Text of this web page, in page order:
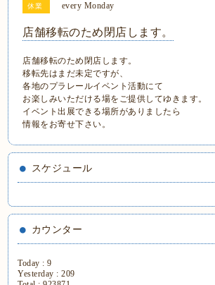
休業 every Monday
店舗移転のため閉店します。
店舗移転のため閉店します。
移転先はまだ未定ですが、
各地のプラレールイベント活動にて
お楽しみいただける場をご提供してゆきます。
イベント出展できる場所がありましたら
情報をお寄せ下さい。
スケジュール
カウンター
Today :9
Yesterday :209